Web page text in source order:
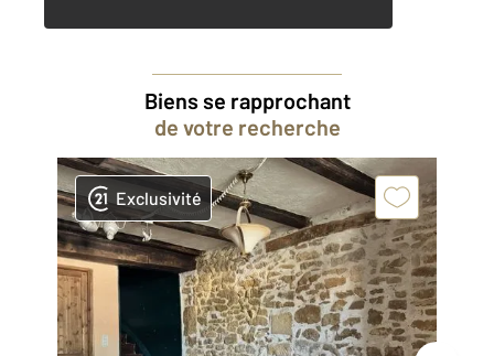
Biens se rapprochant
de votre recherche
Exclusivité